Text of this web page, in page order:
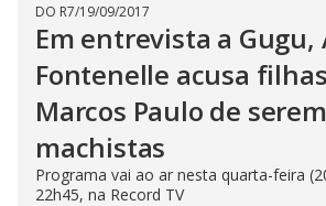
DO R7/19/09/2017
Em entrevista a Gugu,
Fontenelle acusa
Marcos Paulo de serem
machistas
Programa vai ao ar nesta quarta-feira
22h45, na Record TV